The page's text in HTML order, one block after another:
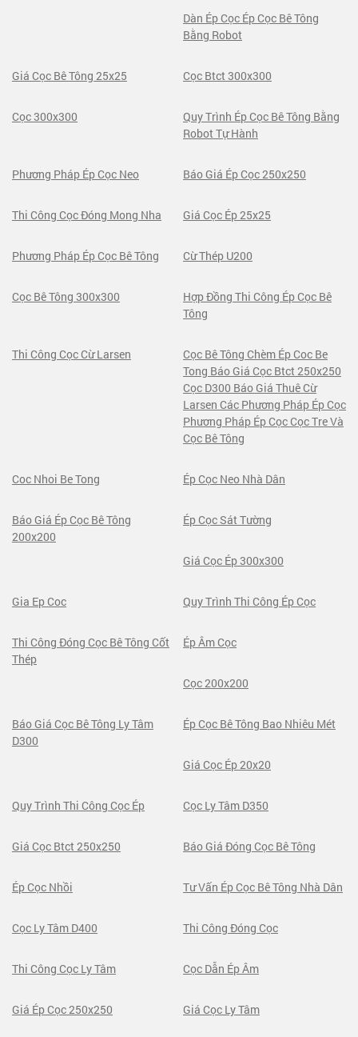
Dàn Ép Cọc Ép Cọc Bê Tông
Bằng Robot
Giá Cọc Bê Tông 25x25 Cọc Btct 300x300
Cọc 300x300
Quy Trình Ép Cọc Bê Tông Bằng
Robot Tự Hành
Phương Pháp Ép Cọc Neo Báo Giá Ép Cọc 250x250
Thi Công Cọc Đóng Mong Nha Giá Cọc Ép 25x25
Phương Pháp Ép Cọc Bê Tông Cừ Thép U200
Cọc Bê Tông 300x300
Hợp Đồng Thi Công Ép Cọc Bê
Tông
Thi Công Cọc Cừ Larsen
Cọc Bê Tông Chèm Ép Coc Be
Tong Báo Giá Cọc Btct 250x250
Cọc D300 Báo Giá Thuê Cừ
Larsen Các Phương Pháp Ép Cọc
Phương Pháp Ép Cọc Cọc Tre Và
Cọc Bê Tông
Coc Nhoi Be Tong Ép Cọc Neo Nhà Dân
Báo Giá Ép Cọc Bê Tông
200x200
Ép Cọc Sát Tường
Giá Cọc Ép 300x300
Gia Ep Coc Quy Trình Thi Công Ép Cọc
Thi Công Đóng Cọc Bê Tông Cốt
Thép
Ép Âm Cọc
Cọc 200x200
Báo Giá Cọc Bê Tông Ly Tâm
D300
Ép Cọc Bê Tông Bao Nhiêu Mét
Giá Cọc Ép 20x20
Quy Trình Thi Công Cọc Ép Cọc Ly Tâm D350
Giá Cọc Btct 250x250 Báo Giá Đóng Cọc Bê Tông
Ép Cọc Nhồi Tư Vấn Ép Cọc Bê Tông Nhà Dân
Cọc Ly Tâm D400 Thi Công Đóng Cọc
Thi Công Cọc Ly Tâm Cọc Dẫn Ép Âm
Giá Ép Cọc 250x250 Giá Cọc Ly Tâm